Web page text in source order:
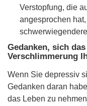
Verstopfung, die
angesprochen
Gedanken, sich
Verschlimmerung
Wenn Sie depressiv
Gedanken daran
das Leben zu